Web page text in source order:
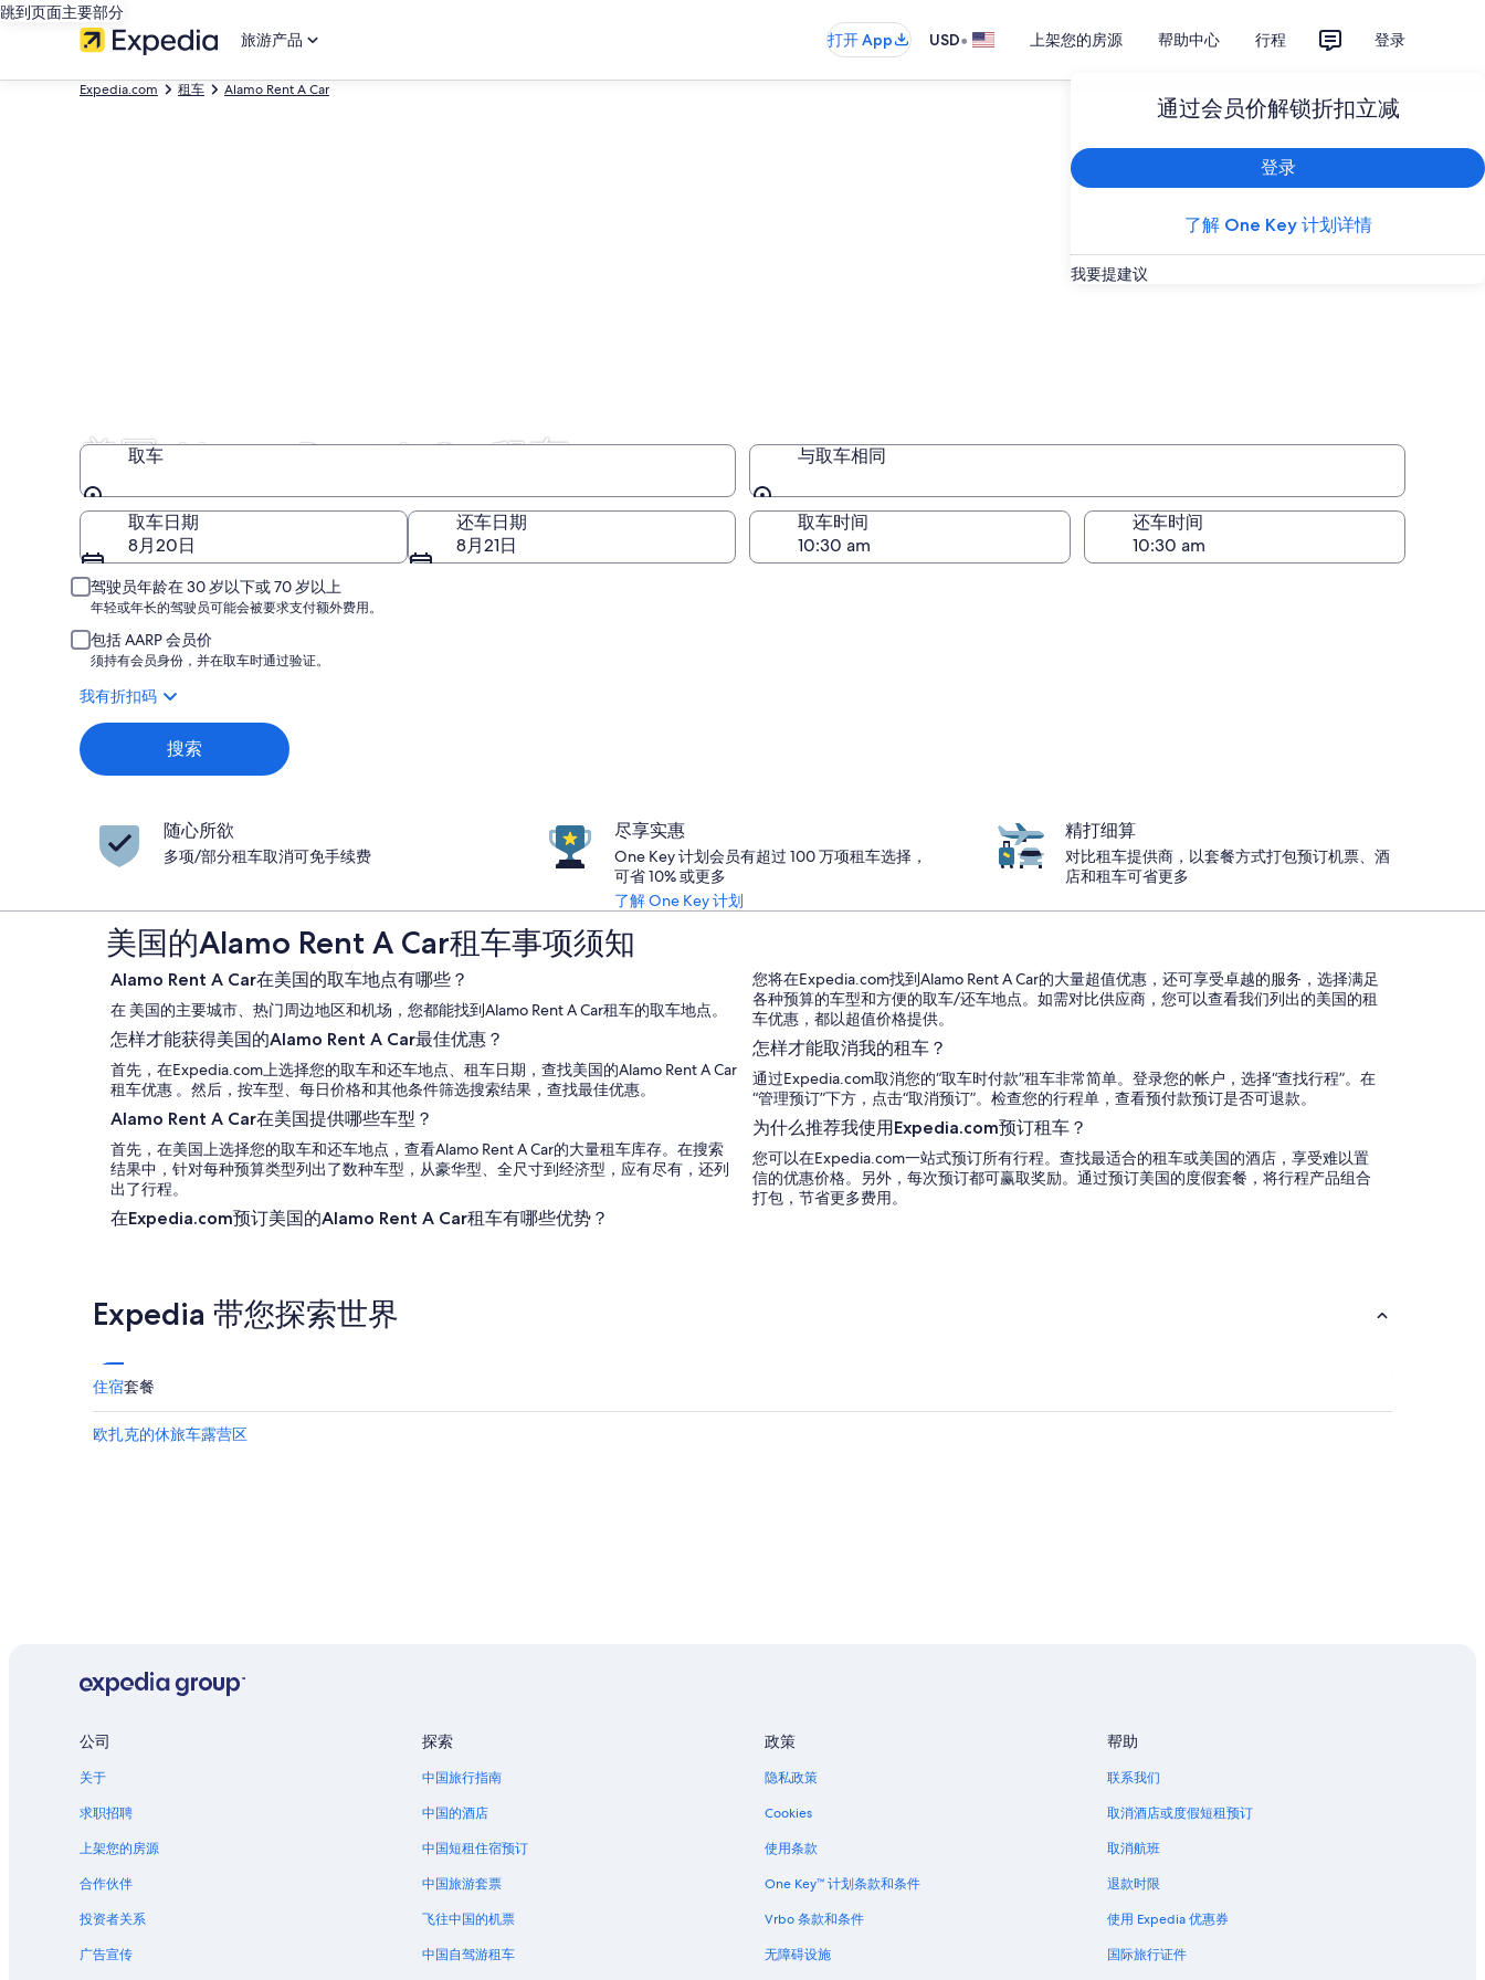
跳到页面主要部分
旅游产品
打开 App USD• 上架您的房源 帮助中心 行程 登录
通过会员价解锁折扣立减
登录
了解 One Key 计划详情
我要提建议
Expedia.com 租车 Alamo Rent A Car
美国 Alamo Rent A Car租车
取车
取车
与取车相同
与取车相同
取车日期
8月20日
还车日期
8月21日
取车时间 还车时间
驾驶员年龄在 30 岁以下或 70 岁以上
年轻或年长的驾驶员可能会被要求支付额外费用。
包括 AARP 会员价
须持有会员身份，并在取车时通过验证。
我有折扣码
搜索
随心所欲
多项/部分租车取消可免手续费
尽享实惠
One Key 计划会员有超过 100 万项租车选择，
可省 10% 或更多
了解 One Key 计划
精打细算
对比租车提供商，以套餐方式打包预订机票、酒
店和租车可省更多
美国的Alamo Rent A Car租车事项须知
Alamo Rent A Car在美国的取车地点有哪些？
在 美国的主要城市、热门周边地区和机场，您都能找到Alamo Rent A Car租车的取车地点。
怎样才能获得美国的Alamo Rent A Car最佳优惠？
首先，在Expedia.com上选择您的取车和还车地点、租车日期，查找美国的Alamo Rent A Car
租车优惠 。然后，按车型、每日价格和其他条件筛选搜索结果，查找最佳优惠。
Alamo Rent A Car在美国提供哪些车型？
首先，在美国上选择您的取车和还车地点，查看Alamo Rent A Car的大量租车库存。在搜索
结果中，针对每种预算类型列出了数种车型，从豪华型、全尺寸到经济型，应有尽有，还列
出了行程。
在Expedia.com预订美国的Alamo Rent A Car租车有哪些优势？
您将在Expedia.com找到Alamo Rent A Car的大量超值优惠，还可享受卓越的服务，选择满足
各种预算的车型和方便的取车/还车地点。如需对比供应商，您可以查看我们列出的美国的租
车优惠，都以超值价格提供。
怎样才能取消我的租车？
通过Expedia.com取消您的“取车时付款”租车非常简单。登录您的帐户，选择“查找行程”。在
“管理预订”下方，点击“取消预订”。检查您的行程单，查看预付款预订是否可退款。
为什么推荐我使用Expedia.com预订租车？
您可以在Expedia.com一站式预订所有行程。查找最适合的租车或美国的酒店，享受难以置
信的优惠价格。另外，每次预订都可赢取奖励。通过预订美国的度假套餐，将行程产品组合
打包，节省更多费用。
Expedia 带您探索世界
住宿套餐
欧扎克的休旅车露营区
公司
关于
求职招聘
上架您的房源
合作伙伴
投资者关系
广告宣传
探索
中国旅行指南
中国的酒店
中国短租住宿预订
中国旅游套票
飞往中国的机票
中国自驾游租车
政策
隐私政策
Cookies
使用条款
One Key™ 计划条款和条件
Vrbo 条款和条件
无障碍设施
帮助
联系我们
取消酒店或度假短租预订
取消航班
退款时限
使用 Expedia 优惠券
国际旅行证件